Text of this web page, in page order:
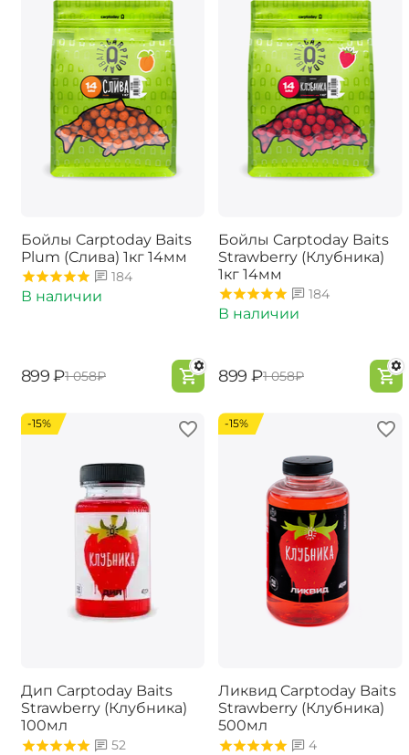
Бойлы Carptoday Baits
Plum (Слива) 1кг 14мм
184
В наличии
‍899‍ ₽‍1 058‍₽
Бойлы Carptoday Baits
Strawberry (Клубника)
1кг 14мм
184
В наличии
‍899‍ ₽‍1 058‍₽
-15%
Дип Carptoday Baits
Strawberry (Клубника)
100мл
52
-15%
Ликвид Carptoday Baits
Strawberry (Клубника)
500мл
4